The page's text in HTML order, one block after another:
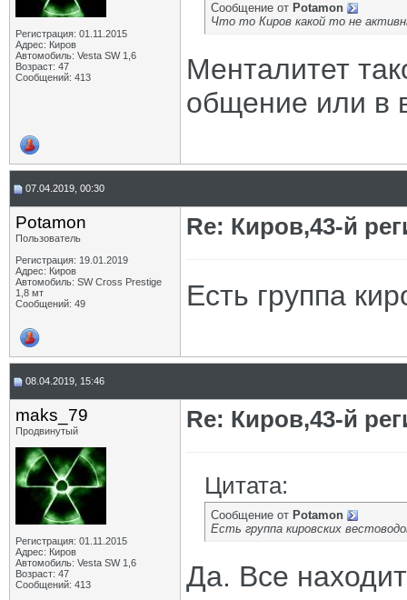
Регистрация: 01.11.2015
Адрес: Киров
Автомобиль: Vesta SW 1,6
Возраст: 47
Сообщений: 413
Сообщение от Potamon
Что то Киров какой то не
Менталитет
общение или в
07.04.2019, 00:30
Potamon
Пользователь
Регистрация: 19.01.2019
Адрес: Киров
Автомобиль: SW Cross Prestige
1,8 мт
Сообщений: 49
Re: Киров,43-й
Есть группа
08.04.2019, 15:46
maks_79
Продвинутый
Регистрация: 01.11.2015
Адрес: Киров
Автомобиль: Vesta SW 1,6
Возраст: 47
Сообщений: 413
Re: Киров,43-й
Цитата:
Сообщение от Potamon
Есть группа кировских
Да. Все